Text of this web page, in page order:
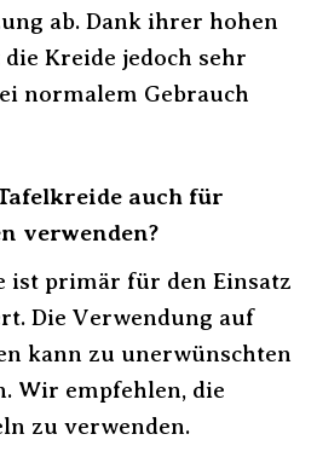
ab. Dank ihrer hohen
Kreide jedoch sehr
normalem Gebrauch
auch für
verwenden?
ist primär für den Einsatz
Die Verwendung auf
kann zu unerwünschten
Wir empfehlen, die
zu verwenden.